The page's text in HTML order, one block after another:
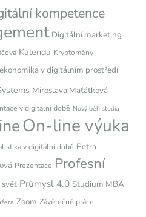
kompetence
Digitální marketing
Kalenda Kryptoměny
v digitálním prostředí
Miroslava Maťátková
v digitální době Nový běh studia
On-line výuka
v digitální době Petra
Prezentace Profesní
Průmysl 4.0 Studium MBA
Zoom Závěrečné práce